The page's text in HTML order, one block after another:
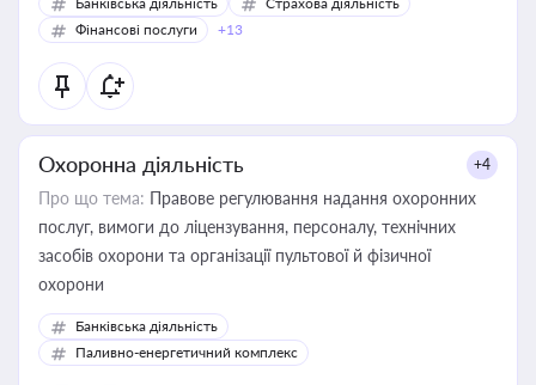
Фінансові послуги
+13
Охоронна діяльність +4
Про що тема: Правове регулювання надання охоронних
послуг, вимоги до ліцензування, персоналу, технічних
засобів охорони та організації пультової й фізичної
охорони
Банківська діяльність
Паливно-енергетичний комплекс